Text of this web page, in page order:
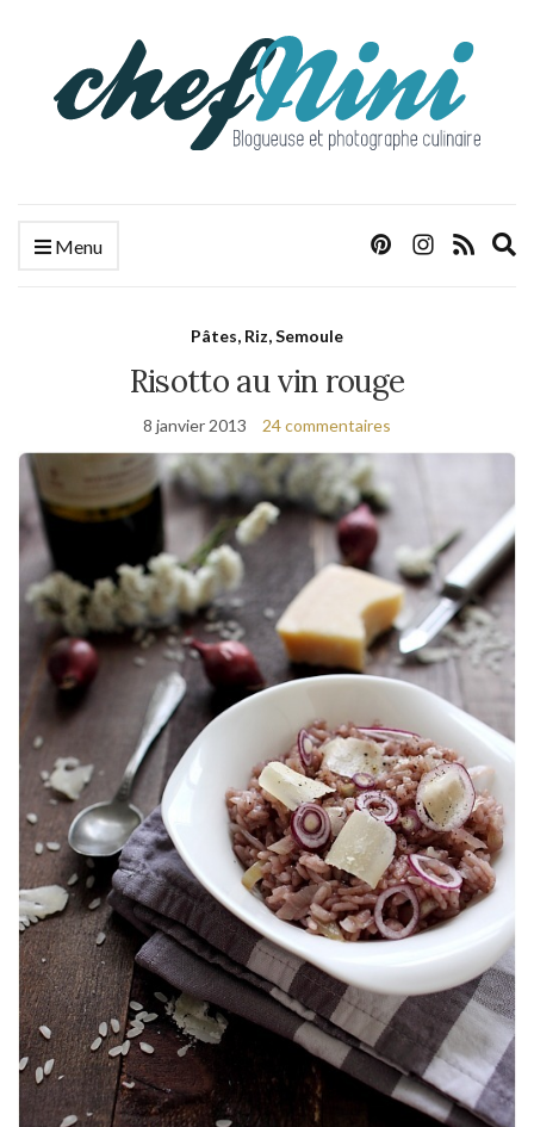
Menu
Pâtes, Riz, Semoule
Risotto au vin rouge
8 janvier 2013 24 commentaires